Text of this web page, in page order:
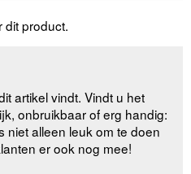
dit product.
artikel vindt. Vindt u het
onbruikbaar of erg handig:
niet alleen leuk om te doen
er ook nog mee!